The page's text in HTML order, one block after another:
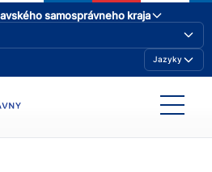
samosprávneho kraja
Jazyky